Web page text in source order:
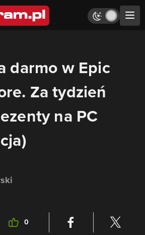
darmo w Epic
Za tydzień
na PC
0